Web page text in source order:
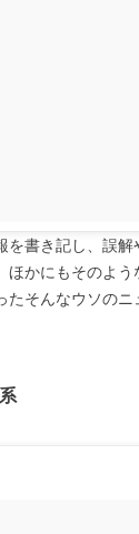
を書き記し、誤解
ほかにもそのよ
たそんなウソの